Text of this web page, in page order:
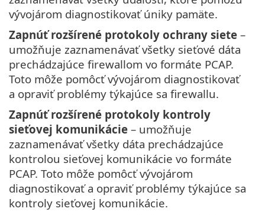
vývojárom diagnostikovať úniky pamäte.
Zapnúť rozšírené protokoly ochrany siete –
umožňuje zaznamenávať všetky sieťové dáta
prechádzajúce firewallom vo formáte PCAP.
Toto môže pomôcť vývojárom diagnostikovať
a opraviť problémy týkajúce sa firewallu.
Zapnúť rozšírené protokoly kontroly
sieťovej komunikácie – umožňuje
zaznamenávať všetky dáta prechádzajúce
kontrolou sieťovej komunikácie vo formáte
PCAP. Toto môže pomôcť vývojárom
diagnostikovať a opraviť problémy týkajúce sa
kontroly sieťovej komunikácie.